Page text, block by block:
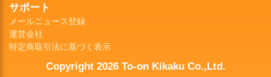
サポート
メールニュース登録
運営会社
特定商取引法に基づく表示
Copyright 2026 To-on Kikaku Co.,Ltd.